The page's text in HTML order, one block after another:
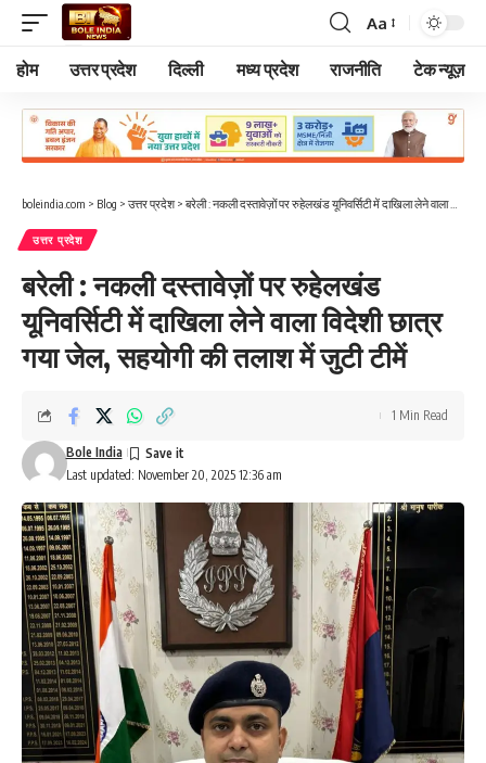
Font
Resizer
Aa
होम उत्तर प्रदेश दिल्ली मध्य प्रदेश राजनीति टेक न्यूज़
boleindia.com > Blog > उत्तर प्रदेश> बरेली : नकली दस्तावेज़ों पर रुहेलखंड यूनिवर्सिटी में दाखिला लेने वाला विदेशी छात्र गया जेल, सहयोगी की तलाश में जुटी टीमें
उत्तर प्रदेश
बरेली : नकली दस्तावेज़ों पर रुहेलखंड
यूनिवर्सिटी में दाखिला लेने वाला विदेशी छात्र
गया जेल, सहयोगी की तलाश में जुटी टीमें
Last updated: November 20, 2025 12:36 am
Bole India
1 Min Read